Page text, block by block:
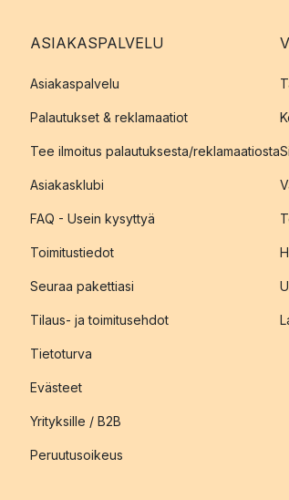
ASIAKASPALVELU
Asiakaspalvelu
Palautukset & reklamaatiot
Tee ilmoitus palautuksesta/reklamaatiosta
Asiakasklubi
FAQ - Usein kysyttyä
Toimitustiedot
Seuraa pakettiasi
Tilaus- ja toimitusehdot
Tietoturva
Evästeet
Yrityksille / B2B
Peruutusoikeus